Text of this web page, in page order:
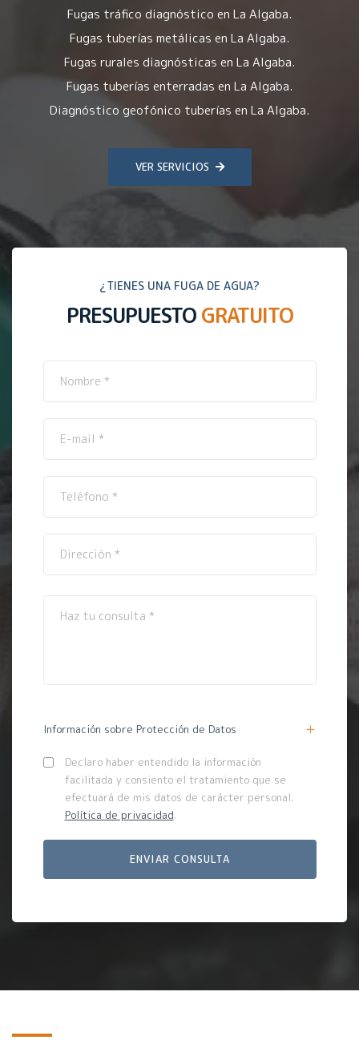
Fugas tráfico diagnóstico en La Algaba.
Fugas tuberías metálicas en La Algaba.
Fugas rurales diagnósticas en La Algaba.
Fugas tuberías enterradas en La Algaba.
Diagnóstico geofónico tuberías en La Algaba.
VER SERVICIOS
¿TIENES UNA FUGA DE AGUA?
PRESUPUESTO GRATUITO
Información sobre Protección de Datos
Declaro haber entendido la información
facilitada y consiento el tratamiento que se
efectuará de mis datos de carácter personal.
Política de privacidad.